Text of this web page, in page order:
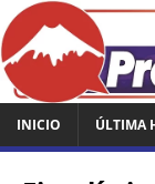
INICIO ÚLTIMA